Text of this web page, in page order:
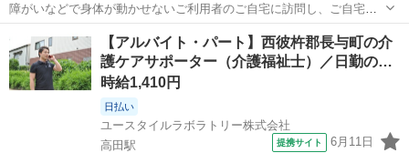
障がいなどで身体が動かせないご利用者のご自宅に訪問し、ご自宅で
の生活を支援する、見守りがメインの訪問介護のお仕事です。もちろ
ん直行直帰OK。 【サービス】 訪問介護（日勤） 【仕事内容】 見守り
がメインの訪問介護のお仕事...
西彼杵郡 長与駅 介護
【アルバイト・パート】西彼杵郡長与町の介
護ケアサポーター（介護福祉士）／日勤の…
時給1,410円
日払い
ユースタイルラボラトリー株式会社
高田駅
提携サイト 6月11日